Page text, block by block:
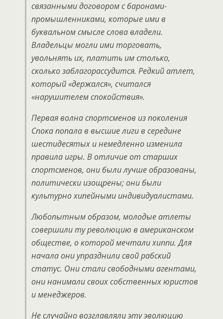
связанными договором с баронами-
промышленниками, которые ими в
буквальном смысле слова владели.
Владельцы могли ими торговать,
увольнять их, платить им столько,
сколько заблагорассудится. Редкий атлет,
который «держался», считался
«нарушителем спокойствия».
Первая волна спортсменов из поколения
Спока попала в высшие лиги в середине
шестидесятых и немедленно изменила
правила игры. В отличие от старших
спортсменов, они были лучше образованы,
политически изощрены; они были
культурно хипейными индивидуалистами.
Любопытным образом, молодые атлеты
совершили ту революцию в американском
обществе, о которой мечтали хиппи. Для
начала они упразднили свой рабский
статус. Они стали свободными агентами,
они нанимали своих собственных юристов
и менеджеров.
Не случайно возглавляли эту эволюцию